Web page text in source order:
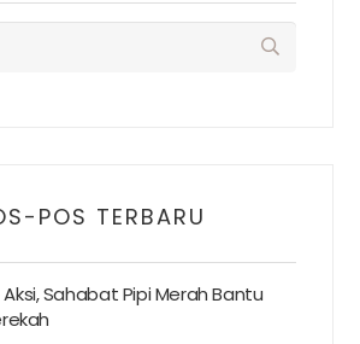
POS TERBARU
Aksi, Sahabat Pipi Merah Bantu